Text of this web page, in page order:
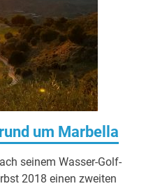
um Marbella
seinem Wasser-Golf-
2018 einen zweiten